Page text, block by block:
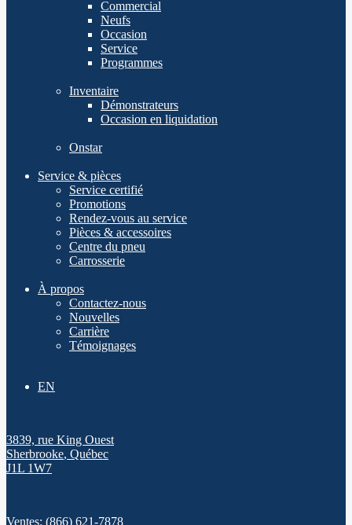
Commercial
Neufs
Occasion
Service
Programmes
Inventaire
Démonstrateurs
Occasion en liquidation
Onstar
Service & pièces
Service certifié
Promotions
Rendez-vous au service
Pièces & accessoires
Centre du pneu
Carrosserie
À propos
Contactez-nous
Nouvelles
Carrière
Témoignages
EN
3839, rue King Ouest
Sherbrooke, Québec
J1L 1W7
Ventes: (866) 621-7878